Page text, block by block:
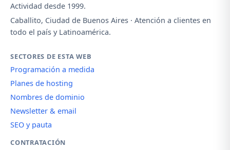
Actividad desde 1999.
Caballito, Ciudad de Buenos Aires · Atención a clientes en
todo el país y Latinoamérica.
SECTORES DE ESTA WEB
Programación a medida
Planes de hosting
Nombres de dominio
Newsletter & email
SEO y pauta
CONTRATACIÓN